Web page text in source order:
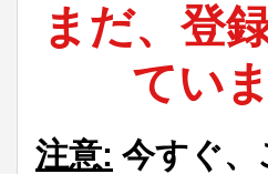
まだ、登
てい
注意: 今すぐ、